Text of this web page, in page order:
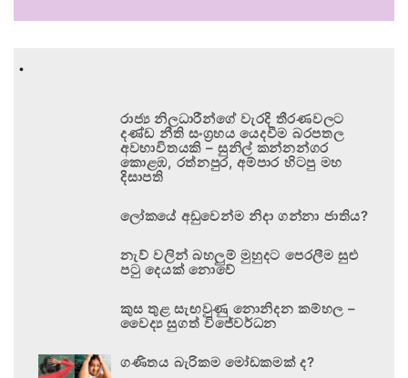
.
රාජ්‍ය නිලධාරීන්ගේ වැරදි තීරණවලට
දණ්ඩ නීති සංග්‍රහය යෙදවීම බරපතල
අවභාවිතයකි – සුනිල් කන්නන්ගර
කොළඹ, රත්නපුර, අම්පාර හිටපු මහ
දිසාපති
ලෝකයේ අඩුවෙන්ම නිදා ගන්නා ජාතිය?
නැව් වලින් බහලුම් මුහුදට පෙරලීම සුළු
පටු දෙයක් නොවේ
කුස තුළ සැඟවුණු නොනිදන කම්හල –
වෛද්‍ය සුගත් විජේවර්ධන
ගණිතය බැරිකම මෝඩකමක් ද?